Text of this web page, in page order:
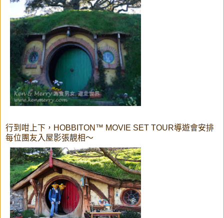
行到咁上下，HOBBITON™ MOVIE SET TOUR導遊會安排
每位團友入屋影張靚相～